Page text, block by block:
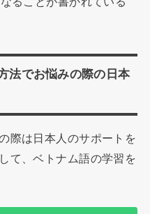
法でお悩みの際の日本
際は日本人のサポートを
て、ベトナム語の学習を